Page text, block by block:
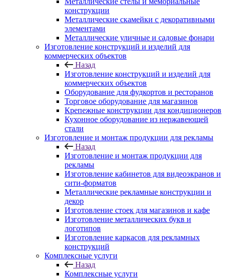
конструкции
Металлические скамейки с декоративными
элементами
Металлические уличные и садовые фонари
Изготовление конструкций и изделий для
коммерческих объектов
Назад
Изготовление конструкций и изделий для
коммерческих объектов
Оборудование для фудкортов и ресторанов
Торговое оборудование для магазинов
Крепежные конструкции для кондиционеров
Кухонное оборудование из нержавеющей
стали
Изготовление и монтаж продукции для рекламы
Назад
Изготовление и монтаж продукции для
рекламы
Изготовление кабинетов для видеоэкранов и
сити-форматов
Металлические рекламные конструкции и
декор
Изготовление стоек для магазинов и кафе
Изготовление металлических букв и
логотипов
Изготовление каркасов для рекламных
конструкций
Комплексные услуги
Назад
Комплексные услуги